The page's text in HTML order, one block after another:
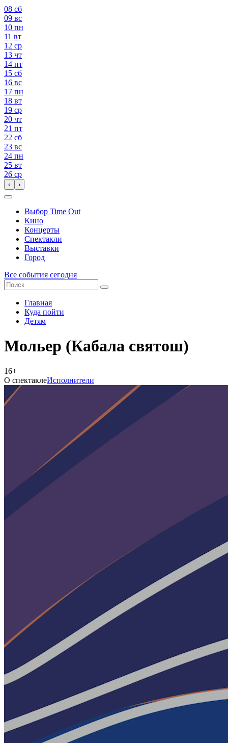
08 сб
09 вс
10 пн
11 вт
12 ср
13 чт
14 пт
15 сб
16 вс
17 пн
18 вт
19 ср
20 чт
21 пт
22 сб
23 вс
24 пн
25 вт
26 ср
‹ ›
Выбор Time Out
Кино
Концерты
Спектакли
Выставки
Город
Все события сегодня
Главная
Куда пойти
Детям
Мольер (Кабала святош)
16+
О спектаклеИсполнители